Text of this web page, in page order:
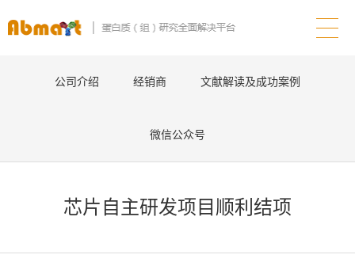
公司介绍 经销商 文献解读及成功案例
微信公众号
芯片自主研发项目顺利结项